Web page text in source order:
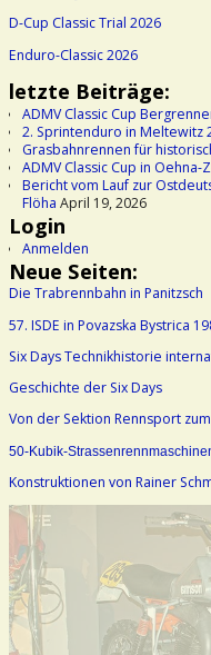
D-Cup Classic Trial 2026
Enduro-Classic 2026
letzte Beiträge:
ADMV Classic Cup
2. Sprintenduro in Meltewitz
Grasbahnrennen für
ADMV Classic Cup in
Bericht vom Lauf zur
Flöha April 19, 2026
Login
Anmelden
Neue Seiten:
Die Trabrennbahn in Panitzsch
57. ISDE in Povazska Bystrica
Six Days Technikhistorie
Geschichte der Six Days
Von der Sektion Rennsport
50-Kubik-
Konstruktionen von Rainer